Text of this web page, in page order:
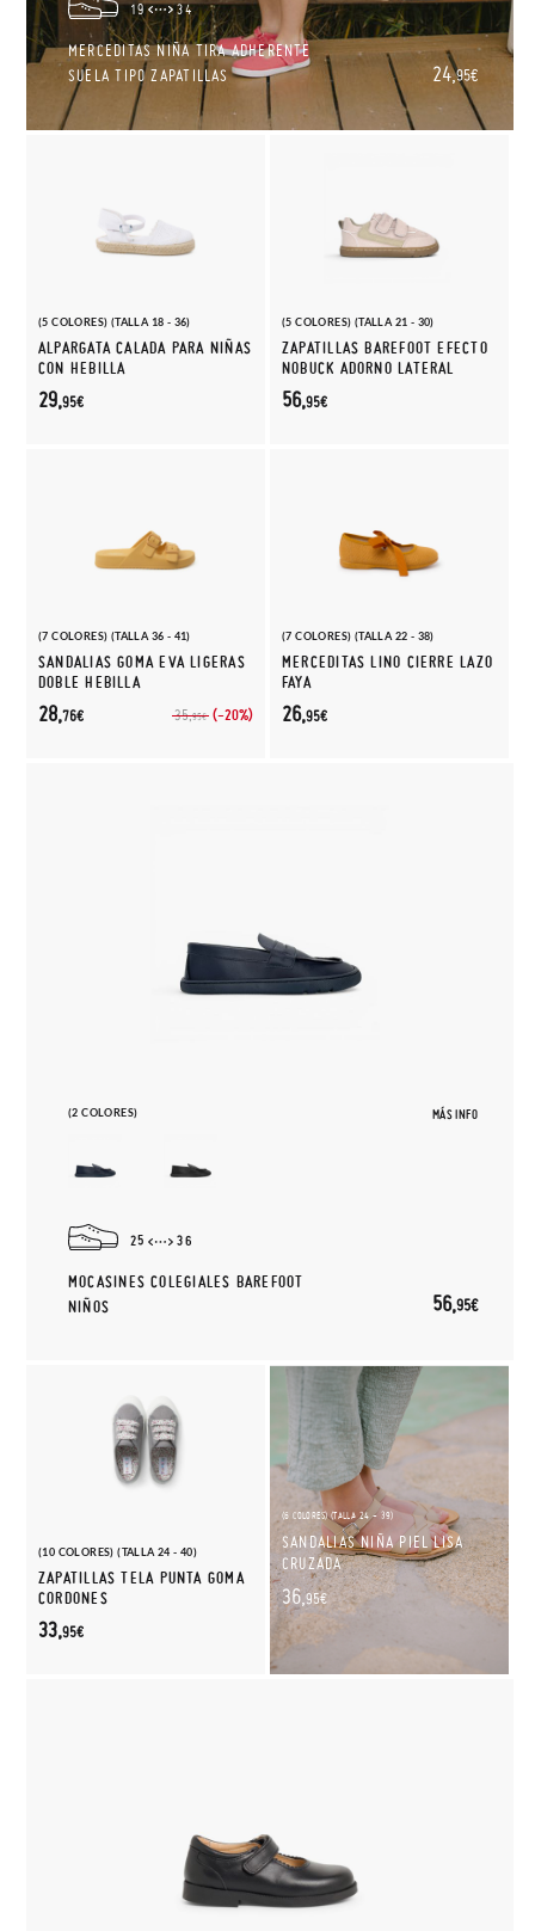
19 34
MERCEDITAS NIÑA TIRA ADHERENTE
SUELA TIPO ZAPATILLAS
24,95€
(5 COLORES) (TALLA 18 - 36)
ALPARGATA CALADA PARA NIÑAS
CON HEBILLA
29,95€
(5 COLORES) (TALLA 21 - 30)
ZAPATILLAS BAREFOOT EFECTO
NOBUCK ADORNO LATERAL
56,95€
(7 COLORES) (TALLA 36 - 41)
SANDALIAS GOMA EVA LIGERAS
DOBLE HEBILLA
35,95€ (-20%)
28,76€
(7 COLORES) (TALLA 22 - 38)
MERCEDITAS LINO CIERRE LAZO
FAYA
26,95€
(2 COLORES) MÁS INFO
25 36
MOCASINES COLEGIALES BAREFOOT
NIÑOS
56,95€
(10 COLORES) (TALLA 24 - 40)
ZAPATILLAS TELA PUNTA GOMA
CORDONES
33,95€
(6 COLORES) (TALLA 24 - 39)
SANDALIAS NIÑA PIEL LISA
CRUZADA
36, 95€